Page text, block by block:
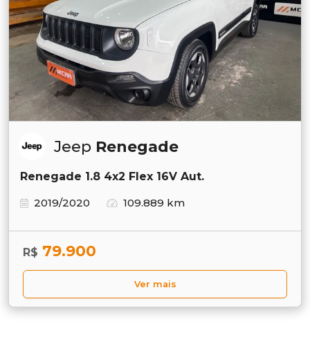
Jeep Renegade
Renegade 1.8 4x2 Flex 16V Aut.
2019/2020
109.889 km
R$ 79.900
Ver mais